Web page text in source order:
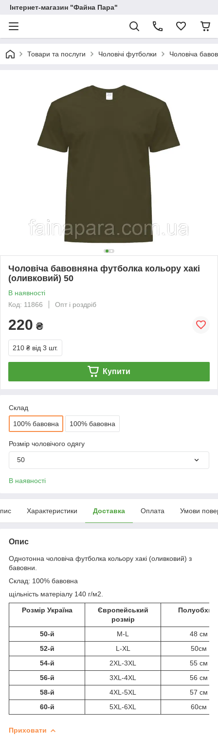
Інтернет-магазин "Файна Пара"
Товари та послуги Чоловічі футболки Чоловіча
Чоловіча бавовняна футболка кольору хакі
(оливковий) 50
В наявності
Код: 11866
Опт і роздріб
220 ₴
210 ₴ від 3 шт.
Купити
Склад
100% бавовна 100% бавовна
Розмір чоловічого одягу
50
В наявності
Характеристики Доставка Оплата Умови
Опис
Однотонна чоловіча футболка кольору хакі (оливковий) з
бавовни.
Склад: 100% бавовна
щільність матеріалу 140 г/м2.
Розмір Україна
Європейський
розмір
50-й M-L
48 см
52-й
L-XL
50см
54-й
2XL-3XL
55 см
56-й
3XL-4XL
56 см
58-й
4XL-5XL
57 см
60-й
5XL-6XL 60см
Приховати